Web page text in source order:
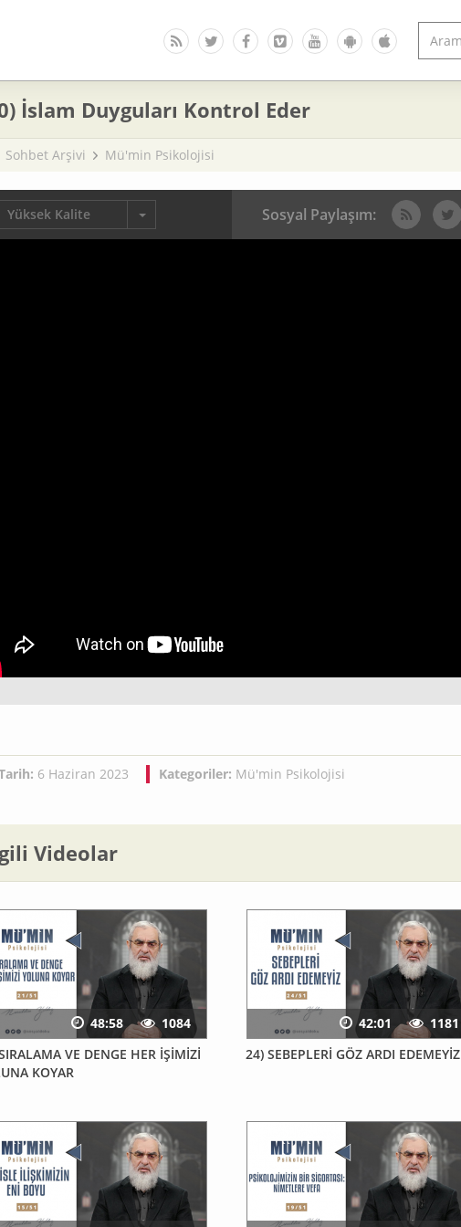
İslam Duyguları Kontrol Eder
Sohbet Arşivi Mü'min Psikolojisi
Yüksek Kalite Sosyal Paylaşım:
6 Haziran 2023 Kategoriler: Mü'min Psikolojisi
Videolar
VE DENGE HER İŞİMİZİ
KOYAR
48:58
1084
24) SEBEPLERİ GÖZ ARDI EDEMEYİZ
42:01
1181